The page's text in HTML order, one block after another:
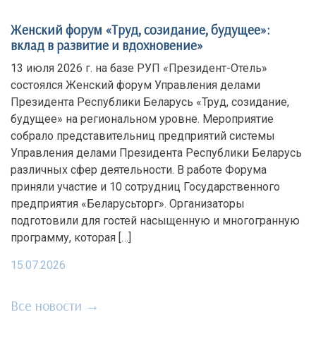
Женский форум «Труд, созидание, будущее»:
вклад в развитие и вдохновение»
13 июля 2026 г. на базе РУП «Президент-Отель»
состоялся Женский форум Управления делами
Президента Республики Беларусь «Труд, созидание,
будущее» на региональном уровне. Мероприятие
собрало представительниц предприятий системы
Управления делами Президента Республики Беларусь
различных сфер деятельности. В работе Форума
приняли участие и 10 сотрудниц Государственного
предприятия «Беларусьторг». Организаторы
подготовили для гостей насыщенную и многогранную
программу, которая […]
15.07.2026
Все новости →